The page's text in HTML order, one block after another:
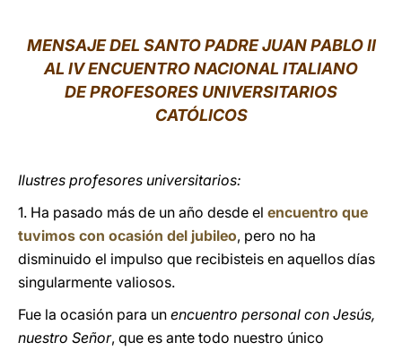
中文
LATINE
MENSAJE DEL SANTO PADRE JUAN PABLO II
AL IV ENCUENTRO NACIONAL ITALIANO
DE PROFESORES UNIVERSITARIOS
CATÓLICOS
Ilustres profesores universitarios:
1. Ha pasado más de un año desde el encuentro que
tuvimos con ocasión del jubileo, pero no ha
disminuido el impulso que recibisteis en aquellos días
singularmente valiosos.
Fue la ocasión para un encuentro personal con Jesús,
nuestro Señor, que es ante todo nuestro único